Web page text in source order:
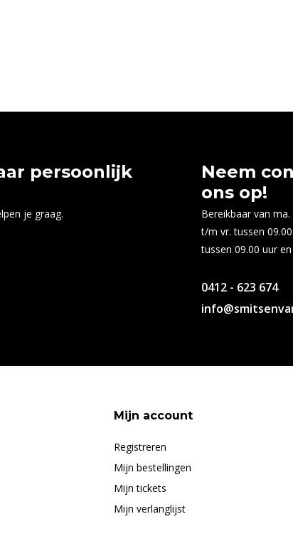
persoonlijk
je graag.
Neem
ons op!
Bereikbaar van
t/m vr. tussen
tussen 09.00 uur
0412 - 623 674
Mijn account
Registreren
Mijn bestellingen
Mijn tickets
Mijn verlanglijst